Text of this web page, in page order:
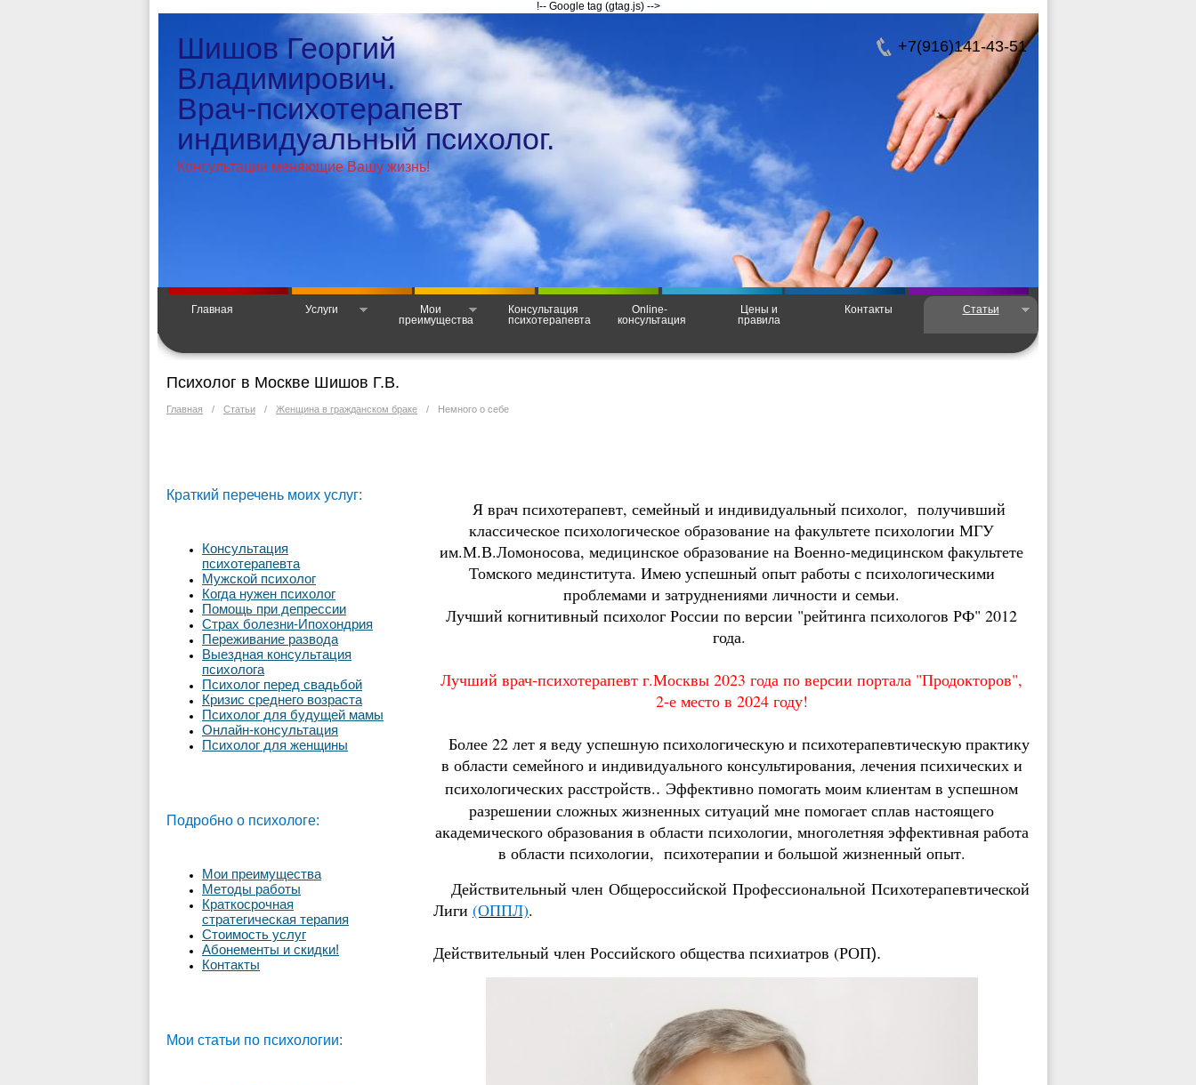
!-- Google tag (gtag.js) -->
Шишов Георгий
Владимирович.
Врач-психотерапевт
индивидуальный психолог.
Консультации меняющие Вашу жизнь!
+7(916)141-43-51
Главная Услуги
Мои
преимущества
Консультация
психотерапевта
Online-
консультация
Цены и
правила
Контакты Статьи
Психолог в Москве Шишов Г.В.
Главная / Статьи / Женщина в гражданском браке / Немного о себе
Краткий перечень моих услуг:
Консультация
психотерапевта
Мужской психолог
Когда нужен психолог
Помощь при депрессии
Страх болезни-Ипохондрия
Переживание развода
Выездная консультация
психолога
Психолог перед свадьбой
Кризис среднего возраста
Психолог для будущей мамы
Онлайн-консультация
Психолог для женщины
Подробно о психологе:
Мои преимущества
Методы работы
Краткосрочная
стратегическая терапия
Стоимость услуг
Абонементы и скидки!
Контакты
Мои статьи по психологии:
Я врач психотерапевт, семейный и индивидуальный психолог, получивший
классическое психологическое образование на факультете психологии МГУ
им.М.В.Ломоносова, медицинское образование на Военно-медицинском факультете
Томского мединститута. Имею успешный опыт работы с психологическими
проблемами и затруднениями личности и семьи.
Лучший когнитивный психолог России по версии "рейтинга психологов РФ" 2012
года.
Лучший врач-психотерапевт г.Москвы 2023 года по версии портала "Продокторов",
2-е место в 2024 году!
Более 22 лет я веду успешную психологическую и психотерапевтическую практику
в области семейного и индивидуального консультирования, лечения психических и
психологических расстройств.. Эффективно помогать моим клиентам в успешном
разрешении сложных жизненных ситуаций мне помогает сплав настоящего
академического образования в области психологии, многолетняя эффективная работа
в области психологии, психотерапии и большой жизненный опыт.
Действительный член Общероссийской Профессиональной Психотерапевтической
Лиги (ОППЛ).
Действительный член Российского общества психиатров (РОП).